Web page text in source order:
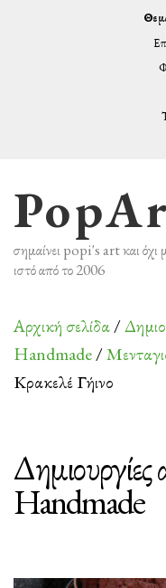
σημαίνει popi's art και όχι
ιστό από το 2006
Αρχική σελίδα/
Handmade/
Κρακελέ Γήινο
Handmade